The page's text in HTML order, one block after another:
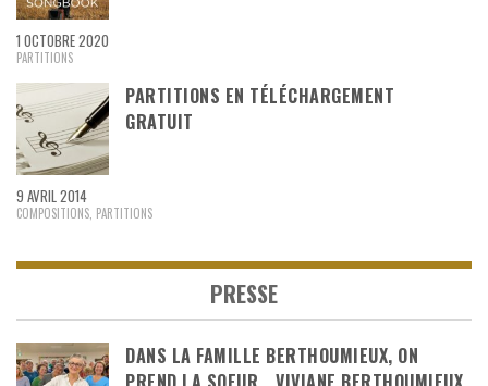
1 OCTOBRE 2020
PARTITIONS
PARTITIONS EN TÉLÉCHARGEMENT
GRATUIT
9 AVRIL 2014
COMPOSITIONS PARTITIONS
PRESSE
DANS LA FAMILLE BERTHOUMIEUX, ON